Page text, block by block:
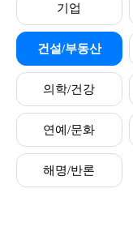
기업
건설/부동산
의학/건강
연예/문화
해명/반론